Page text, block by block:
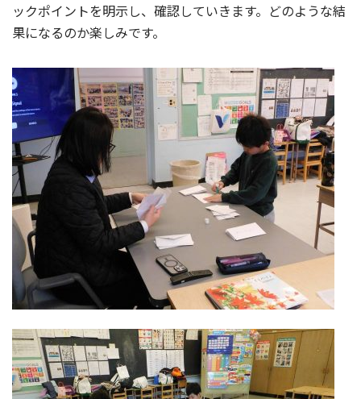
ックポイントを明示し、確認していきます。どのような結
果になるのか楽しみです。